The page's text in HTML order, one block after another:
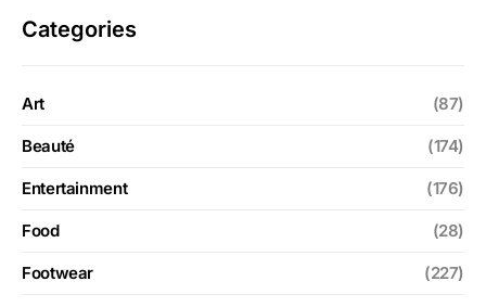
Categories
Art (87)
Beauté (174)
Entertainment (176)
Food (28)
Footwear (227)